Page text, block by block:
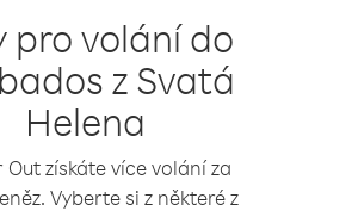
pro volání do
z Svatá
Helena
Out získáte více volání za
Vyberte si z některé z